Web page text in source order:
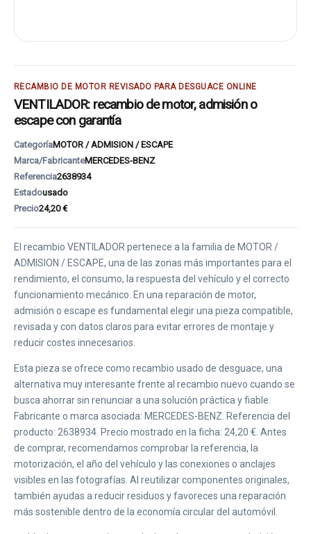
RECAMBIO DE MOTOR REVISADO PARA DESGUACE ONLINE
VENTILADOR: recambio de motor, admisión o
escape con garantía
CategoríaMOTOR / ADMISION / ESCAPE
Marca/FabricanteMERCEDES-BENZ
Referencia2638934
Estadousado
Precio24,20 €
El recambio VENTILADOR pertenece a la familia de MOTOR /
ADMISION / ESCAPE, una de las zonas más importantes para el
rendimiento, el consumo, la respuesta del vehículo y el correcto
funcionamiento mecánico. En una reparación de motor,
admisión o escape es fundamental elegir una pieza compatible,
revisada y con datos claros para evitar errores de montaje y
reducir costes innecesarios.
Esta pieza se ofrece como recambio usado de desguace, una
alternativa muy interesante frente al recambio nuevo cuando se
busca ahorrar sin renunciar a una solución práctica y fiable.
Fabricante o marca asociada: MERCEDES-BENZ. Referencia del
producto: 2638934. Precio mostrado en la ficha: 24,20 €. Antes
de comprar, recomendamos comprobar la referencia, la
motorización, el año del vehículo y las conexiones o anclajes
visibles en las fotografías. Al reutilizar componentes originales,
también ayudas a reducir residuos y favoreces una reparación
más sostenible dentro de la economía circular del automóvil.